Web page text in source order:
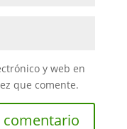
y web en
que comente.